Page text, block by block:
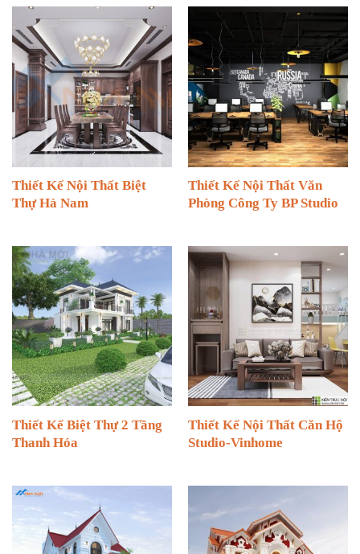
Thiết Kế Nội Thất Biệt
Thự Hà Nam
Thiết Kế Nội Thất Văn
Phòng Công Ty BP Studio
Thiết Kế Biệt Thự 2 Tầng
Thanh Hóa
Thiết Kế Nội Thất Căn Hộ
Studio-Vinhome